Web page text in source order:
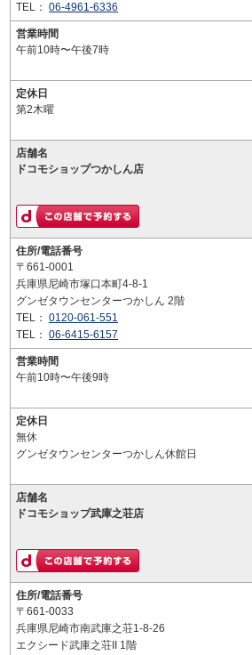
TEL： 06-4961-6336
営業時間
午前10時〜午後7時
定休日
第2木曜
店舗名
ドコモショップつかしん店
住所/電話番号
〒661-0001
兵庫県尼崎市塚口本町4-8-1
グンゼタウンセンターつかしん 2階
TEL： 0120-061-551
TEL： 06-6415-6157
営業時間
午前10時〜午後9時
定休日
無休
グンゼタウンセンターつかしん休館日
店舗名
ドコモショップ武庫之荘店
住所/電話番号
〒661-0033
兵庫県尼崎市南武庫之荘1-8-26
エクシード武庫之荘II 1階